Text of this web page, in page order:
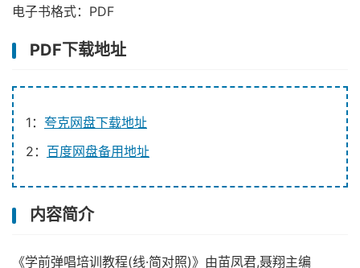
电子书格式：PDF
PDF下载地址
1： 夸克网盘下载地址
2： 百度网盘备用地址
内容简介
《学前弹唱培训教程(线·简对照)》由苗凤君,聂翔主编